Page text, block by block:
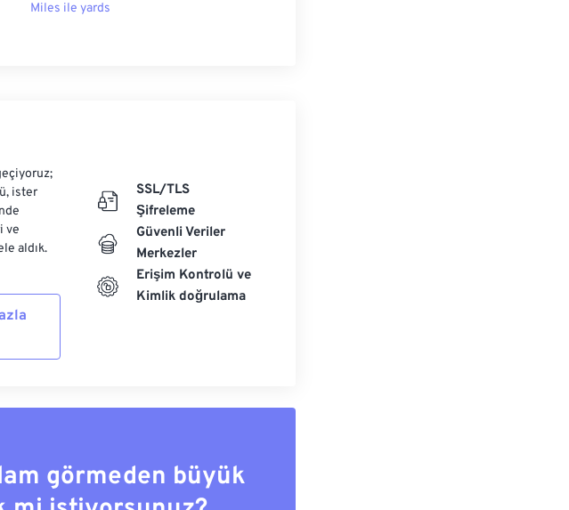
Miles ile yards
ister
ve
aldık.
SSL/TLS
Şifreleme
Güvenli Veriler
Merkezler
Erişim Kontrolü ve
Kimlik doğrulama
görmeden büyük